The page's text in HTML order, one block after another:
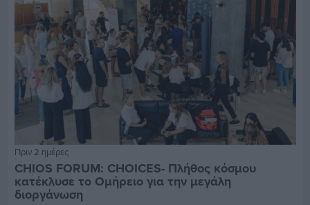
Πριν 2 ημέρες
CHIOS FORUM: CHOICES- Πλήθος κόσμου
κατέκλυσε το Ομήρειο για την μεγάλη
διοργάνωση